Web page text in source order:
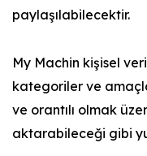
paylaşılabilecektir.
My Machin kişisel
kategoriler ve
ve orantılı olmak
aktarabileceği gibi